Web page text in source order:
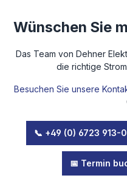
Wünschen Sie
Das Team von Dehner
die richtige
Besuchen Sie unsere
📞 +49 (0) 6723 913-0
📅 Termin